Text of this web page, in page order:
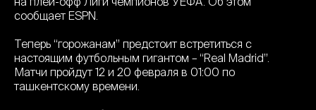
сообщает ESPN.
Теперь “горожанам” предстоит встретиться с
настоящим футбольным гигантом – “Real Madrid”.
Матчи пройдут 12 и 20 февраля в 01:00 по
ташкентскому времени.